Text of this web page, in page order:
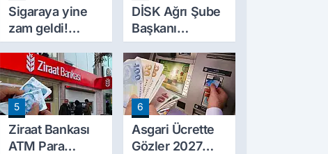
Sigaraya yine
zam geldi!
Fiyatlar 10 TL
arttı
DİSK Ağrı Şube
Başkanı
Erincik'ten Ağrı
Belediyesi'ne
sert tepki!
5
Ziraat Bankası
ATM Para
6
Asgari Ücrette
Gözler 2027